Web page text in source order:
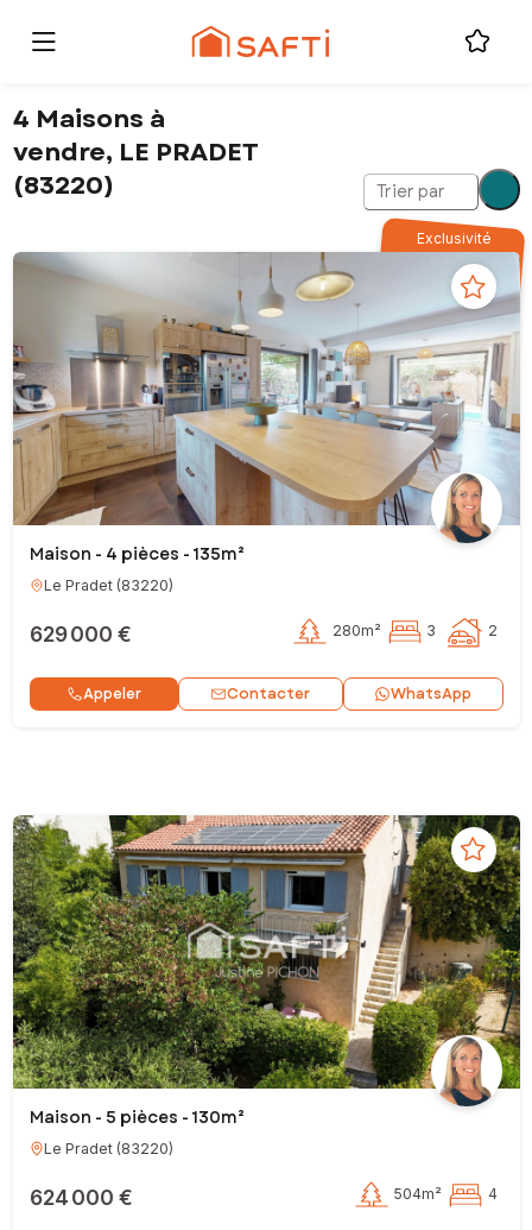
4 Maisons à
vendre, LE PRADET
(83220)
Trier par
Exclusivité
Maison - 4 pièces - 135m²
Le Pradet(83220)
629 000 € 280m² 3 2
Appeler Contacter WhatsApp
Maison - 5 pièces - 130m²
Le Pradet(83220)
624 000 € 504m² 4